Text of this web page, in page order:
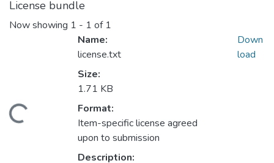
License bundle
Now showing 1 - 1 of 1
Loading...
Name:
license.txt
Size:
1.71 KB
Format:
Item-specific license agreed
upon to submission
Description:
Down
load